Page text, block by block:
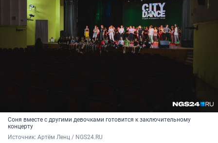
Соня вместе с другими девочками готовится к заключительному
концерту
Источник: Артём Ленц / NGS24.RU